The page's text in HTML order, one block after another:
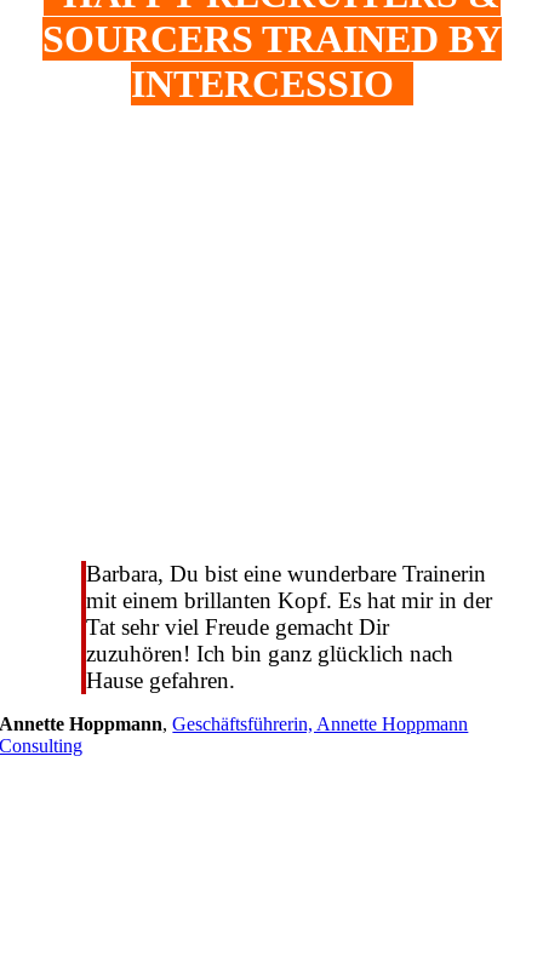
SOURCERS TRAINED BY
INTERCESSIO
Barbara, Du bist eine wunderbare Trainerin
mit einem brillanten Kopf. Es hat mir in der
Tat sehr viel Freude gemacht Dir
zuzuhören! Ich bin ganz glücklich nach
Hause gefahren.
Annette Hoppmann,Geschäftsführerin, Annette Hoppmann
Consulting